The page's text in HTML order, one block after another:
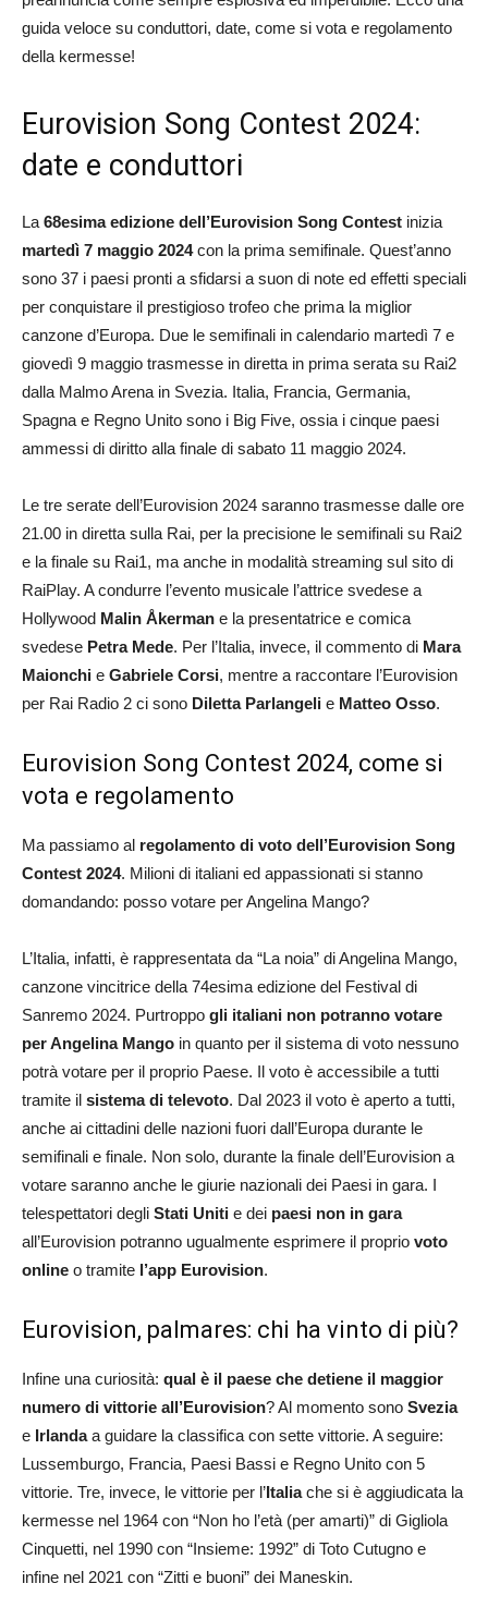
guida veloce su conduttori, date, come si vota e regolamento
della kermesse!
Eurovision Song Contest 2024:
date e conduttori
La 68esima edizione dell’Eurovision Song Contest inizia
martedì 7 maggio 2024con la prima semifinale. Quest’anno
sono 37 i paesi pronti a sfidarsi a suon di note ed effetti speciali
per conquistare il prestigioso trofeo che prima la miglior
canzone d’Europa. Due le semifinali in calendario martedì 7 e
giovedì 9 maggio trasmesse in diretta in prima serata su Rai2
dalla Malmo Arena in Svezia. Italia, Francia, Germania,
Spagna e Regno Unito sono i Big Five, ossia i cinque paesi
ammessi di diritto alla finale di sabato 11 maggio 2024.
Le tre serate dell’Eurovision 2024 saranno trasmesse dalle ore
21.00 in diretta sulla Rai, per la precisione le semifinali su Rai2
e la finale su Rai1, ma anche in modalità streaming sul sito di
RaiPlay. A condurre l’evento musicale l’attrice svedese a
Hollywood Malin Åkerman e la presentatrice e comica
svedese Petra Mede. Per l’Italia, invece, il commento di Mara
Maionchi e Gabriele Corsi, mentre a raccontare l’Eurovision
per Rai Radio 2 ci sono Diletta Parlangeli e Matteo Osso.
Eurovision Song Contest 2024, come si
vota e regolamento
Ma passiamo al regolamento di voto dell’Eurovision Song
Contest 2024. Milioni di italiani ed appassionati si stanno
domandando: posso votare per Angelina Mango?
L’Italia, infatti, è rappresentata da “La noia” di Angelina Mango,
canzone vincitrice della 74esima edizione del Festival di
Sanremo 2024. Purtroppo gli italiani non potranno votare
per Angelina Mango in quanto per il sistema di voto nessuno
potrà votare per il proprio Paese. Il voto è accessibile a tutti
tramite il sistema di televoto. Dal 2023 il voto è aperto a tutti,
anche ai cittadini delle nazioni fuori dall’Europa durante le
semifinali e finale. Non solo, durante la finale dell’Eurovision a
votare saranno anche le giurie nazionali dei Paesi in gara. I
telespettatori degli Stati Uniti e dei paesi non in gara
all’Eurovision potranno ugualmente esprimere il proprio voto
online o tramite l’app Eurovision.
Eurovision, palmares: chi ha vinto di più?
Infine una curiosità: qual è il paese che detiene il maggior
numero di vittorie all’Eurovision? Al momento sono Svezia
e Irlandaa guidare la classifica con sette vittorie. A seguire:
Lussemburgo, Francia, Paesi Bassi e Regno Unito con 5
vittorie. Tre, invece, le vittorie per l’Italiache si è aggiudicata la
kermesse nel 1964 con “Non ho l’età (per amarti)” di Gigliola
Cinquetti, nel 1990 con “Insieme: 1992” di Toto Cutugno e
infine nel 2021 con “Zitti e buoni” dei Maneskin.